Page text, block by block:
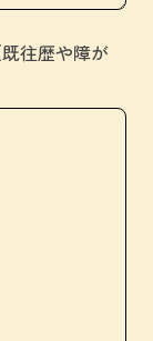
往歴や障が